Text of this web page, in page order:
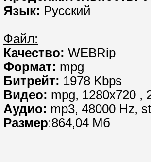
Язык: Русский
Файл:
Качество: WEBRip
Формат: mpg
Битрейт: 1978 Kbps
Видео: mpg, 1280х720 ,
Аудио: mp3, 48000 Hz,
Размер:864,04 Мб